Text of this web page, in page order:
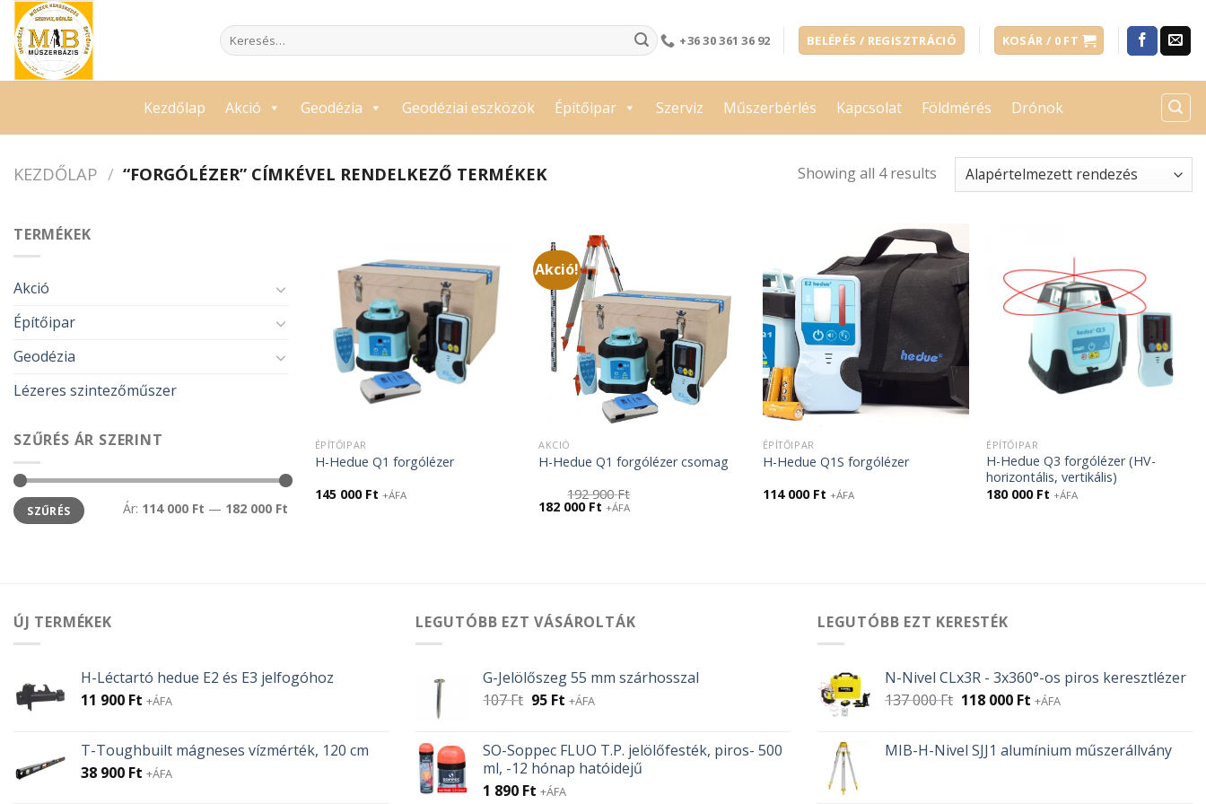
Skip
content
Keresés
a
+36 30 361 36 92 BELÉPÉS / REGISZTRÁCIÓ KOSÁR / 0 FT
Kezdőlap Akció Geodézia Geodéziai eszközök Építőipar Szerviz Műszerbérlés Kapcsolat Földmérés Drónok
KEZDŐLAP / “FORGÓLÉZER” CÍMKÉVEL RENDELKEZŐ TERMÉKEK Showing all 4 results
TERMÉKEK
Akció
Építőipar
Geodézia
Lézeres szintezőműszer
SZŰRÉS ÁR SZERINT
Min
ár
Max
ár SZŰRÉS Ár: 114 000 Ft — 182 000 Ft
ÉPÍTŐIPAR
H-Hedue Q1 forgólézer
145 000 Ft +ÁFA
Akció!
AKCIÓ
H-Hedue Q1 forgólézer csomag
192 900Ft
Original
182 000 Ft Current
+ÁFA
ÉPÍTŐIPAR
H-Hedue Q1S forgólézer
114 000 Ft +ÁFA
ÉPÍTŐIPAR
H-Hedue Q3 forgólézer (HV-
horizontális, vertikális)
180 000 Ft +ÁFA
ÚJ TERMÉKEK
H-Léctartó hedue E2 és E3 jelfogóhoz
11 900 Ft +ÁFA
T-Toughbuilt mágneses vízmérték, 120 cm
38 900 Ft +ÁFA
LEGUTÓBB EZT VÁSÁROLTÁK
G-Jelölőszeg 55 mm szárhosszal
107Ft Original
107 Ft.
95 FtCurrent
95 Ft.
+ÁFA
SO-Soppec FLUO T.P. jelölőfesték, piros- 500
ml, -12 hónap hatóidejű
1 890 Ft +ÁFA
LEGUTÓBB EZT KERESTÉK
N-Nivel CLx3R - 3x360°-os piros keresztlézer
137 000Ft Original
137
118 000 FtCurrent
118
+ÁFA
MIB-H-Nivel SJJ1 alumínium műszerállvány